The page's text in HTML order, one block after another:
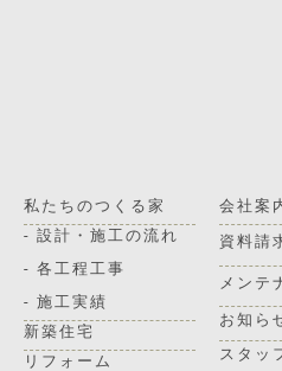
私たちのつくる家
- 設計・施工の流れ
- 各工程工事
- 施工実績
新築住宅
リフォーム
会社案
資料請
メンテ
お知ら
スタッ